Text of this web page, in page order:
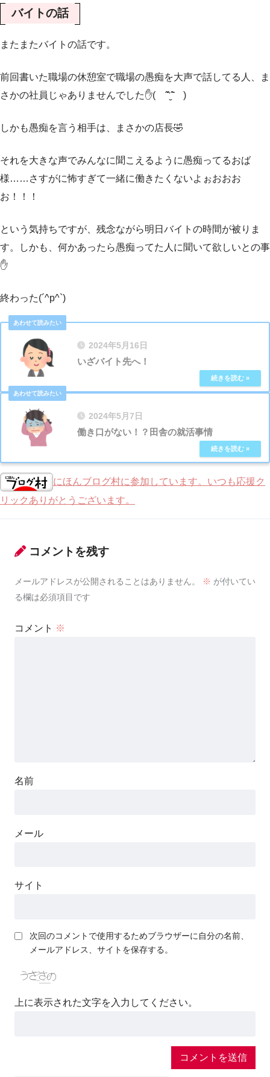
バイトの話
またまたバイトの話です。
前回書いた職場の休憩室で職場の愚痴を大声で話してる人、ま
さかの社員じゃありませんでした✋( ˆ̑‵̮ˆ̑ )
しかも愚痴を言う相手は、まさかの店長🤣
それを大きな声でみんなに聞こえるように愚痴ってるおば
様……さすがに怖すぎて一緒に働きたくないよぉおおお
お！！！
という気持ちですが、残念ながら明日バイトの時間が被りま
す。しかも、何かあったら愚痴ってた人に聞いて欲しいとの事
✋
終わった(´^p^`)
2024年5月16日
いざバイト先へ！
2024年5月7日
働き口がない！？田舎の就活事情
にほんブログ村に参加しています。いつも応援ク
リックありがとうございます。
コメントを残す
メールアドレスが公開されることはありません。 ※ が付いてい
る欄は必須項目です
コメント ※
名前
メール
サイト
次回のコメントで使用するためブラウザーに自分の名前、
メールアドレス、サイトを保存する。
上に表示された文字を入力してください。